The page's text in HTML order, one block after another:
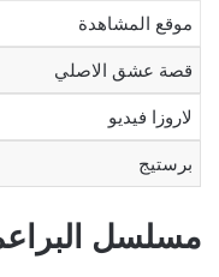
موقع المشاهدة
قصة عشق الاصلي
لاروزا فيديو
برستيج
مسلسل